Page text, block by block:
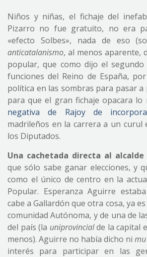
Niños y niñas, el fichaje del
Pizarro no fue gratuito, no era
«efecto Solbes», nada de eso
anticatalanismo, al menos aparente,
popular, que como dijo el segundo
funciones del Reino de España,
política en las sombras para pasar
para que el gran fichaje opacara lo
negativa de Rajoy de
madrileños en la carrera a un curul
los Diputados.
Una cachetada directa al
que sólo sabe ganar elecciones, y
como el único de centro en la
Popular. Esperanza Aguirre
cabe a Gallardón que otra cosa, ya
comunidad Autónoma, y de una de
del país (la uniprovincialde la capital
menos). Aguirre no había dicho ni mu
interés para participar en las